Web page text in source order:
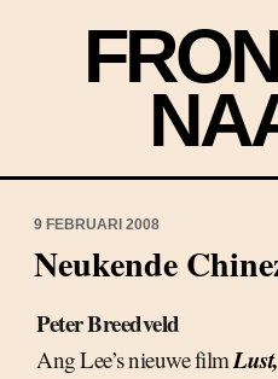
9 FEBRUARI 2008
Neukende
Peter Breedveld
Ang Lee’s nieuwe film